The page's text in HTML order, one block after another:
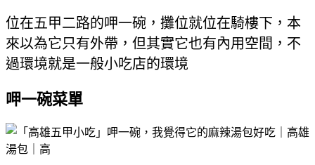
位在五甲二路的呷一碗，攤位就位在騎樓下，本
來以為它只有外帶，但其實它也有內用空間，不
過環境就是一般小吃店的環境
呷一碗菜單